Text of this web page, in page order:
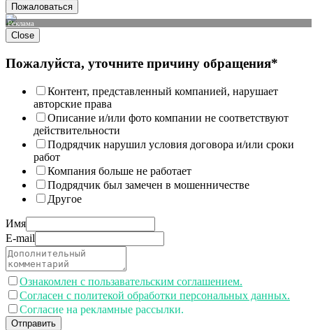
Пожаловаться
Реклама
Close
Пожалуйста, уточните причину обращения*
Контент, представленный компанией, нарушает
авторские права
Описание и/или фото компании не соответствуют
действительности
Подрядчик нарушил условия договора и/или сроки
работ
Компания больше не работает
Подрядчик был замечен в мошенничестве
Другое
Имя
E-mail
Ознакомлен с пользавательским соглашением.
Согласен с политекой обработки персональных данных.
Согласие на рекламные рассылки.
Отправить